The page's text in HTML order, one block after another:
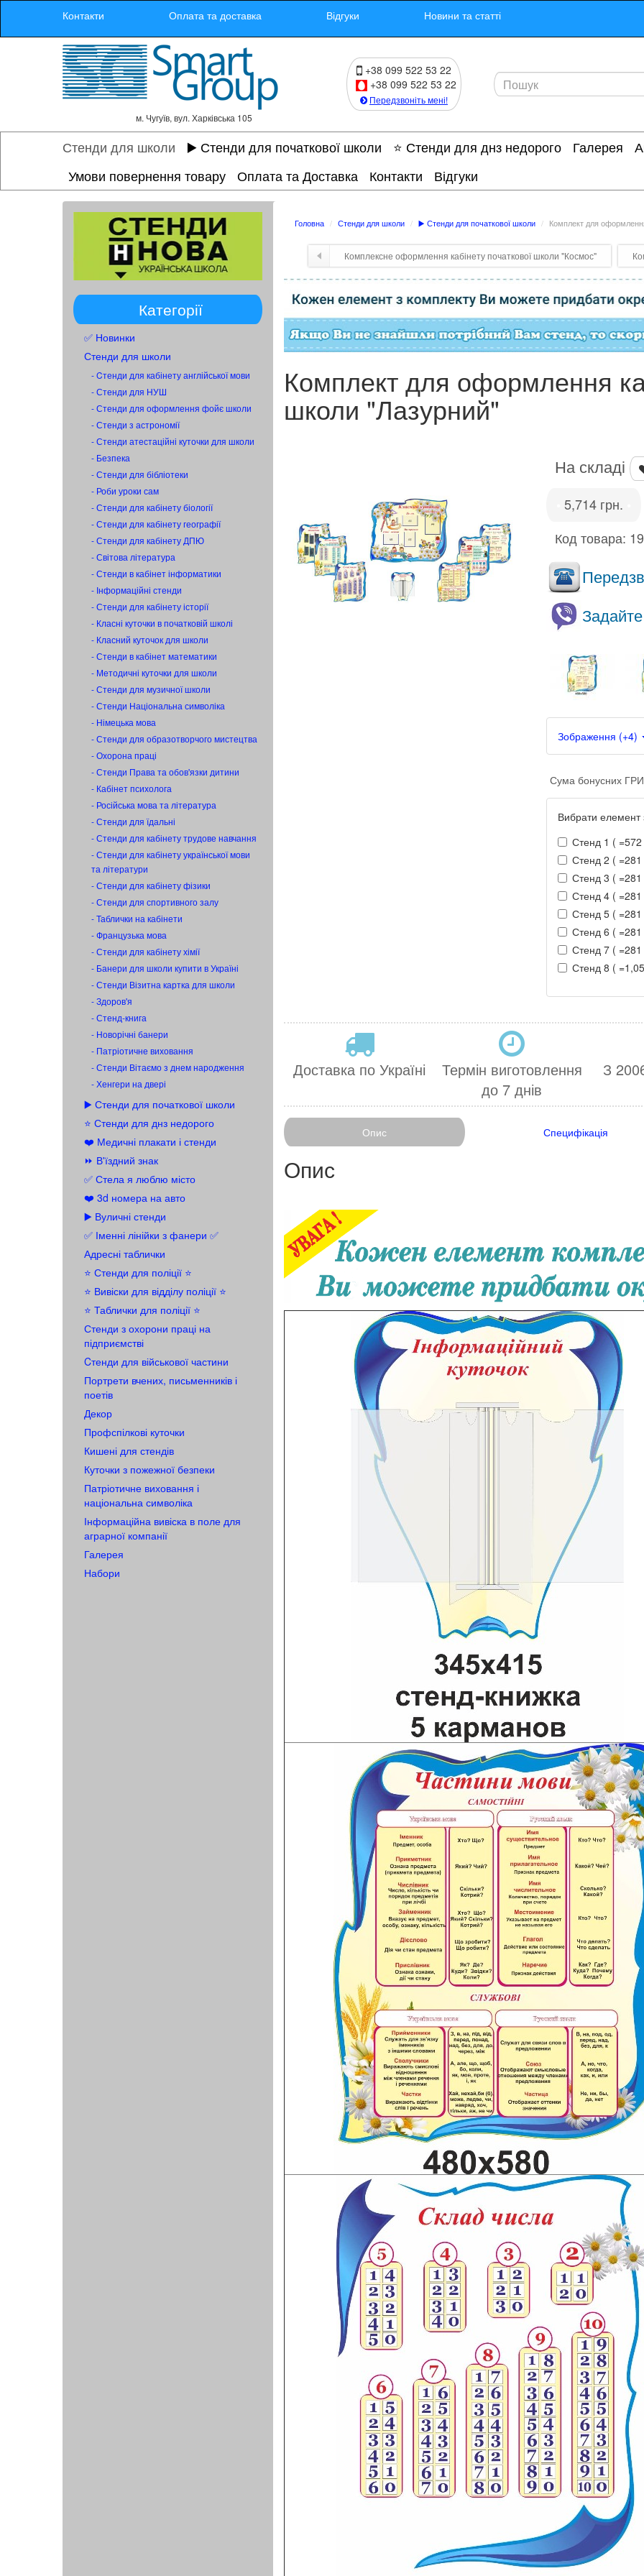
Контакти Оплата та доставка Відгуки Новини та статті
м. Чугуїв, вул. Харківська 105
+38 099 522 53 22
+38 099 522 53 22
Передзвоніть мені!
Стенди для школи ▶️ Стенди для початкової школи ⭐ Стенди для днз недорого Галерея
Умови повернення товару
Оплата та Доставка Контакти Відгуки
Категорії
✅ Новинки
Стенди для школи
- Cтенди для кабінету англійської мови
- Стенди для НУШ
- Стенди для оформлення фойє школи
- Стенди з астрономії
- Стенди атестаційні куточки для школи
- Безпека
- Стенди для бібліотеки
- Роби уроки сам
- Стенди для кабінету біології
- Стенди для кабінету географії
- Стенди для кабінету ДПЮ
- Світова література
- Стенди в кабінет інформатики
- Інформаційні стенди
- Стенди для кабінету історії
- Класні куточки в початковій школі
- Класний куточок для школи
- Стенди в кабінет математики
- Методичні куточки для школи
- Стенди для музичної школи
- Стенди Національна символіка
- Німецька мова
- Стенди для образотворчого мистецтва
- Охорона праці
- Стенди Права та обов'язки дитини
- Кабінет психолога
- Російська мова та література
- Стенди для їдальні
- Стенди для кабінету трудове навчання
- Стенди для кабінету української мови
та літератури
- Стенди для кабінету фізики
- Стенди для спортивного залу
- Таблички на кабінети
- Французька мова
- Стенди для кабінету хімії
- Банери для школи купити в Україні
- Стенди Візитна картка для школи
- Здоров'я
- Стенд-книга
- Новорічні банери
- Патріотичне виховання
- Стенди Вітаємо з днем народження
- Хенгери на двері
▶️ Стенди для початкової школи
⭐ Стенди для днз недорого
❤️ Медичні плакати і стенди
⏩ В'їздний знак
✅ Стела я люблю місто
❤️ 3d номера на авто
▶️ Вуличні стенди
✅ Іменні лінійки з фанери ✅
Адресні таблички
⭐ Стенди для поліції ⭐
⭐️ Вивіски для відділу поліції ⭐️
⭐️ Таблички для поліції ⭐️
Стенди з охорони праці на
підприємстві
Cтенди для військової частини
Портрети вчених, письменників і
поетів
Декор
Профспілкові куточки
Кишені для стендів
Куточки з пожежної безпеки
Патріотичне виховання і
національна символіка
Інформаційна вивіска в поле для
аграрної компанії
Галерея
Набори
Головна Стенди для школи ▶️ Стенди для початкової школи Комплект для
Комплексне оформлення кабінету початкової школи "Космос"
Комплект для оформлення
школи "Лазурний"
На складі
5,714 грн.
Код товара:
Зображення (+4)
Сума бонусних
Вибрати елемент
Стенд 1 ( =572
Стенд 2 ( =281
Стенд 3 ( =281
Стенд 4 ( =281
Стенд 5 ( =281
Стенд 6 ( =281
Стенд 7 ( =281
Стенд 8 (
Доставка по Україні
Термін виготовлення
до 7 днів
З
Опис Специфікація
Опис